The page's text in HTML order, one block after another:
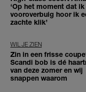
‘Op het moment dat ik
vooroverbuig hoor ik
zachte klik’
WIL JE ZIEN
Zin in een frisse
Scandi bob is dé
van deze zomer en wij
snappen waarom